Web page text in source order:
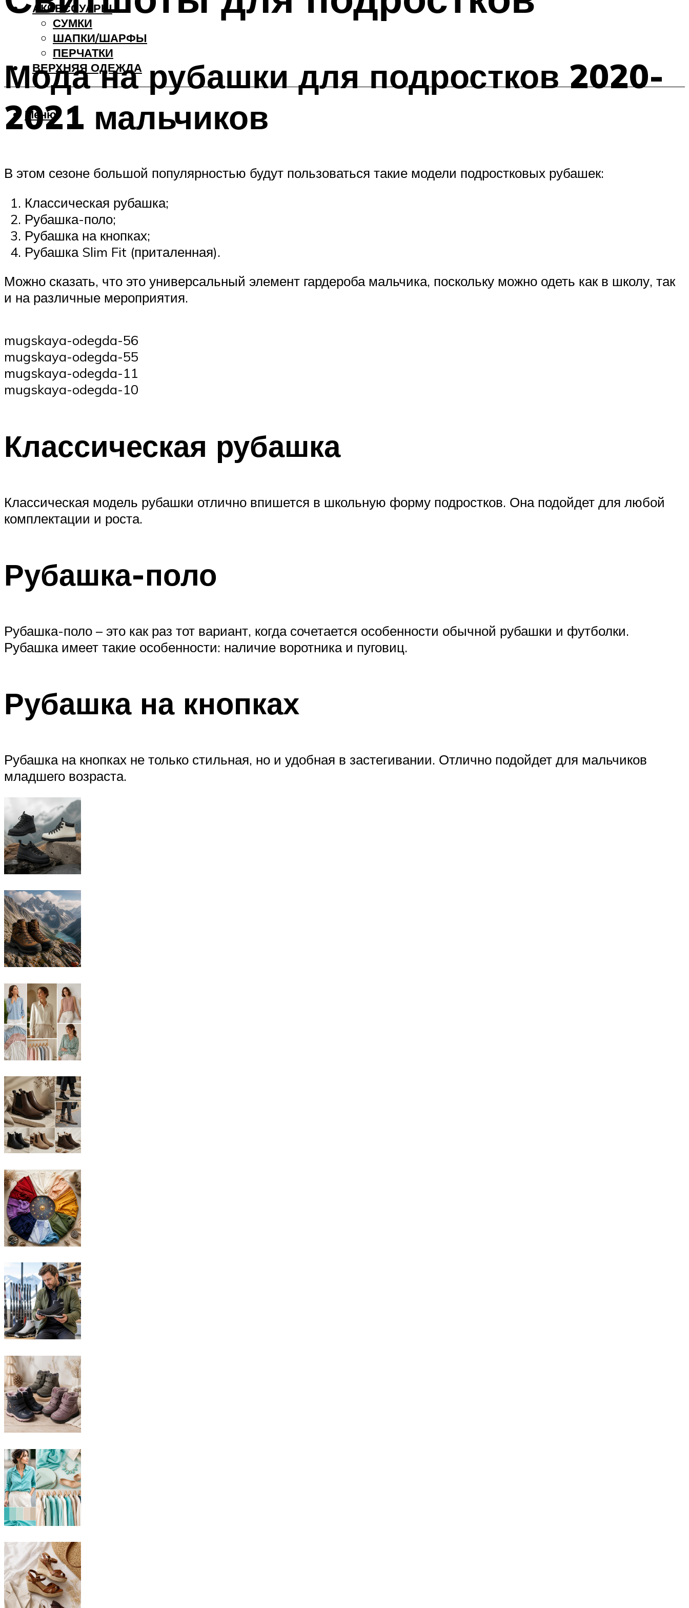
АКCЕССУАРЫ
СУМКИ
ШАПКИ/ШАРФЫ
ПЕРЧАТКИ
ВЕРХНЯЯ ОДЕЖДА
Меню
Мода на рубашки для подростков 2020-
2021 мальчиков
В этом сезоне большой популярностью будут пользоваться такие модели подростковых рубашек:
Классическая рубашка;
Рубашка-поло;
Рубашка на кнопках;
Рубашка Slim Fit (приталенная).
Можно сказать, что это универсальный элемент гардероба мальчика, поскольку можно одеть как в школу, так
и на различные мероприятия.
mugskaya-odegda-56
mugskaya-odegda-55
mugskaya-odegda-11
mugskaya-odegda-10
Классическая рубашка
Классическая модель рубашки отлично впишется в школьную форму подростков. Она подойдет для любой
комплектации и роста.
Рубашка-поло
Рубашка-поло – это как раз тот вариант, когда сочетается особенности обычной рубашки и футболки.
Рубашка имеет такие особенности: наличие воротника и пуговиц.
Рубашка на кнопках
Рубашка на кнопках не только стильная, но и удобная в застегивании. Отлично подойдет для мальчиков
младшего возраста.